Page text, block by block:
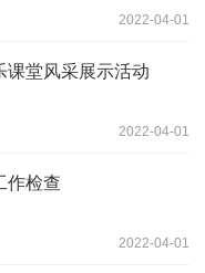
2022-04-01
课堂风采展示活动
2022-04-01
作检查
2022-04-01